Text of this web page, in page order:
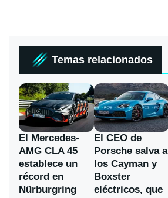
Temas relacionados
El Mercedes-
AMG CLA 45
establece un
récord en
Nürburgring
El CEO de
Porsche salva a
los Cayman y
Boxster
eléctricos, que